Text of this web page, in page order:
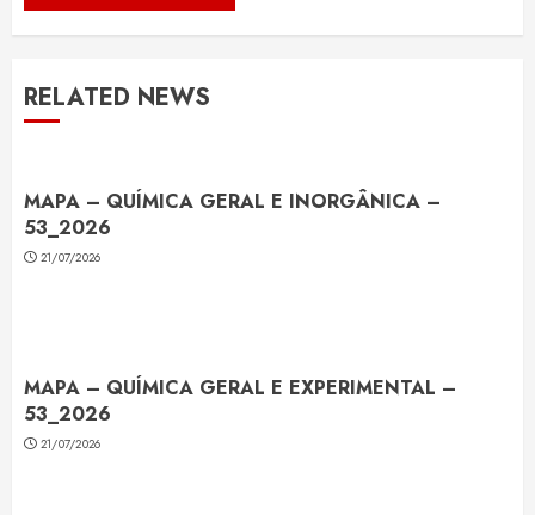
RELATED NEWS
MAPA – QUÍMICA GERAL E INORGÂNICA –
53_2026
21/07/2026
MAPA – QUÍMICA GERAL E EXPERIMENTAL –
53_2026
21/07/2026